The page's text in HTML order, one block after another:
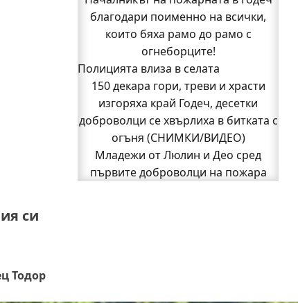
си
Тодор
край Шума (СНИМКИ)
Началникът на пожарната в Годеч
благодари поименно на всички,
които бяха рамо до рамо с
огнеборците!
150 декара гори, треви и храсти
изгоряха край Годеч, десетки
доброволци се хвърлиха в битката с
огъня (СНИМКИ/ВИДЕО)
Полицията влиза в селата
благодари поименно на всички,
които бяха рамо до рамо с
огнеборците!
Полицията влиза в селата
150 декара гори, треви и храсти
изгоряха край Годеч, десетки
доброволци се хвърлиха в битката с
огъня (СНИМКИ/ВИДЕО)
Младежи от Люлин и Део сред
първите доброволци на пожара